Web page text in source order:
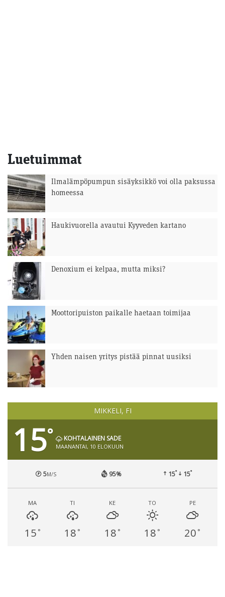
Luetuimmat
Ilmalämpöpumpun sisäyksikkö voi olla paksussa
homeessa
Haukivuorella avautui Kyyveden kartano
Denoxium ei kelpaa, mutta miksi?
Moottoripuiston paikalle haetaan toimijaa
Yhden naisen yritys pistää pinnat uusiksi
MIKKELI, FI
15° KOHTALAINEN SADE
MAANANTAI, 10 ELOKUUN
5M/S 95% 15° 15°
MA
15 °
TI
18 °
KE
18 °
TO
18 °
PE
20 °